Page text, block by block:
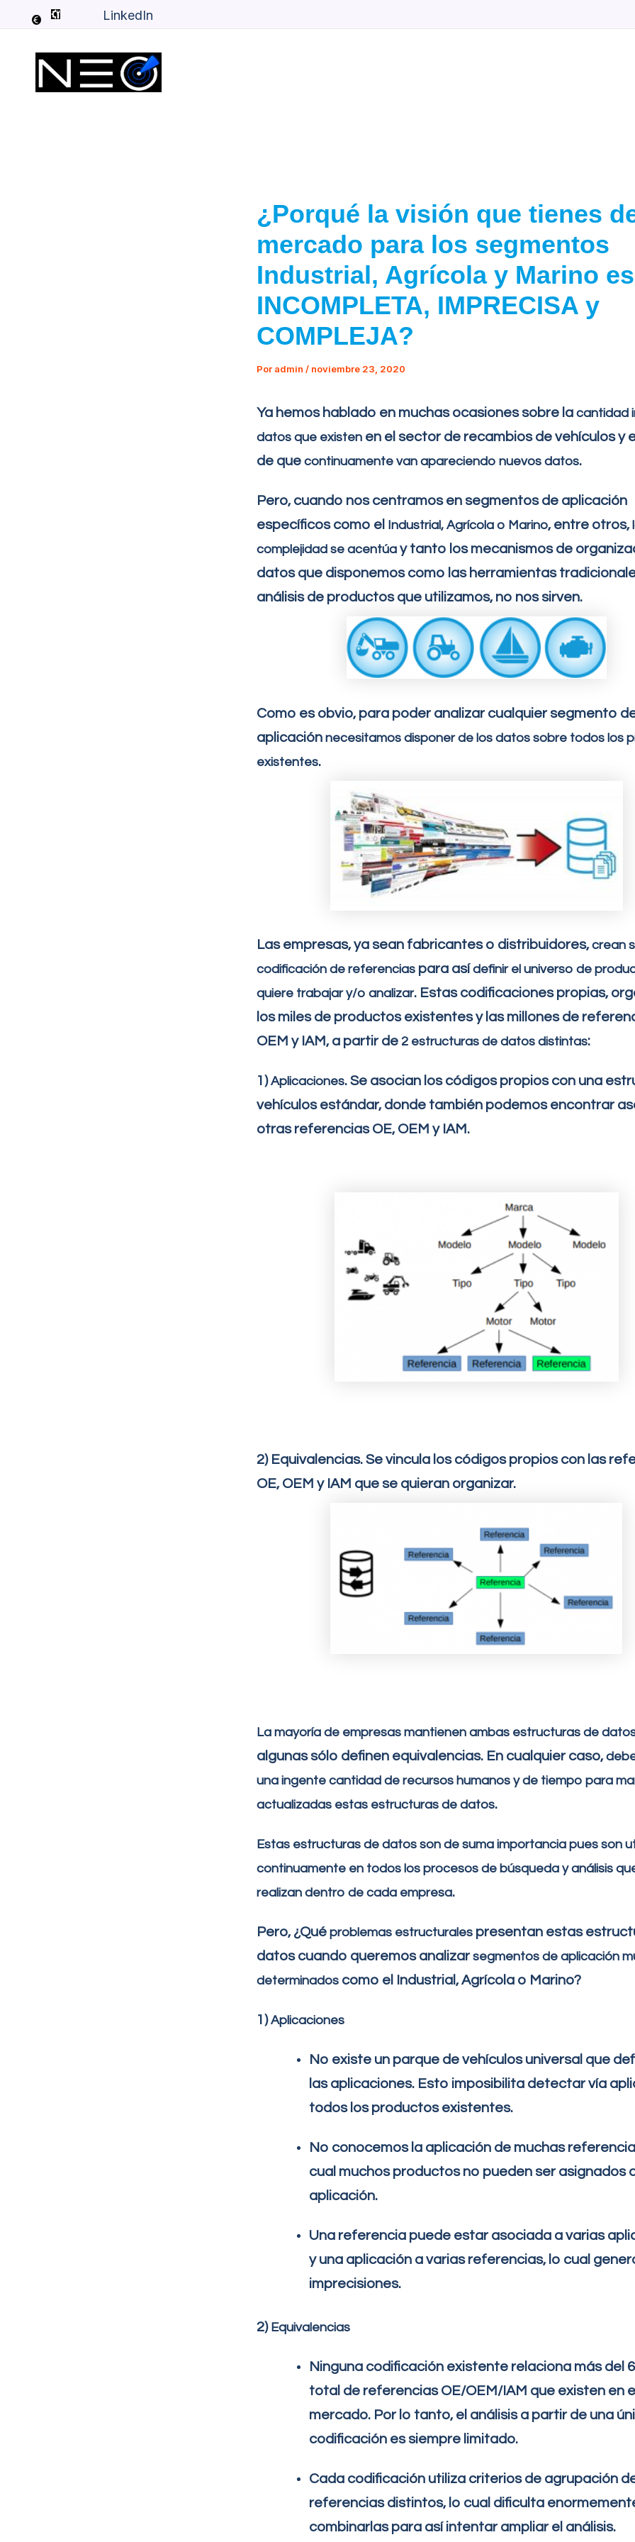
contenido
LinkedIn
¿Porqué la visión que tienes
mercado para los segmentos
Industrial, Agrícola y Marino
INCOMPLETA, IMPRECISA y
COMPLEJA?
Por admin / noviembre 23, 2020
Ya hemos hablado en muchas ocasiones sobre la cantidad
datos que existen en el sector de recambios de vehículos y
de que continuamente van apareciendo nuevos datos.
Pero, cuando nos centramos en segmentos de aplicación
específicos como el Industrial, Agrícola o Marino, entre otros,
complejidad se acentúa y tanto los mecanismos de
datos que disponemos como las herramientas
análisis de productos que utilizamos, no nos sirven.
Como es obvio, para poder analizar cualquier segmento
aplicación necesitamos disponer de los datos sobre todos los
existentes.
Las empresas, ya sean fabricantes o distribuidores,crean
codificación de referencias para asídefinir el universo de
quiere trabajar y/o analizar. Estas codificaciones propias,
los miles de productos existentes y las millones de
OEM y IAM, a partir de 2 estructuras de datos distintas:
1)Aplicaciones. Se asocian los códigos propios con una
vehículos estándar, donde también podemos encontrar
otras referencias OE, OEM y IAM.
2) Equivalencias. Se vincula los códigos propios con las
OE, OEM y IAM que se quieran organizar.
La mayoría de empresas mantienen ambas estructuras de
algunas sólo definen equivalencias. En cualquier caso,
una ingente cantidad de recursos humanos y de tiempo para
actualizadas estas estructuras de datos.
Estas estructuras de datos son de suma importancia pues son
continuamente en todos los procesos de búsqueda y análisis
realizan dentro de cada empresa.
Pero, ¿Qué problemas estructurales presentan estas
datos cuando queremos analizar segmentos de aplicación
determinados como el Industrial, Agrícola o Marino?
1)Aplicaciones
No existe un parque de vehículos universal que
las aplicaciones. Esto imposibilita detectar vía
todos los productos existentes.
No conocemos la aplicación de muchas
cual muchos productos no pueden ser asignados
aplicación.
Una referencia puede estar asociada a varias
y una aplicación a varias referencias, lo cual
imprecisiones.
2) Equivalencias
Ninguna codificación existente relaciona más del
total de referencias OE/OEM/IAM que existen en el
mercado. Por lo tanto, el análisis a partir de una
codificación es siempre limitado.
Cada codificación utiliza criterios de agrupación
referencias distintos, lo cual dificulta
combinarlas para así intentar ampliar el análisis.